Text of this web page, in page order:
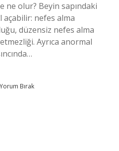
ne olur? Beyin sapındaki
açabilir: nefes alma
düzensiz nefes alma
Ayrıca anormal
Yorum Bırak